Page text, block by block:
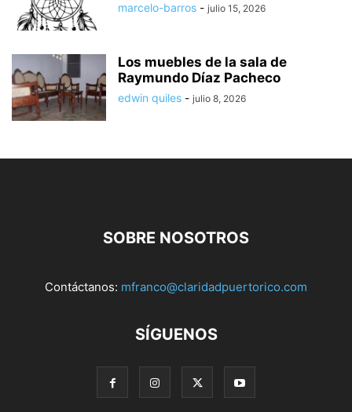
marcelo-barros - julio 15, 2026
Los muebles de la sala de
Raymundo Díaz Pacheco
edwin quiles - julio 8, 2026
SOBRE NOSOTROS
Contáctanos: mfranco@claridadpuertorico.com
SÍGUENOS